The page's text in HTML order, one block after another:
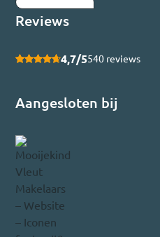
Reviews
4,7/5540 reviews
Aangesloten bij